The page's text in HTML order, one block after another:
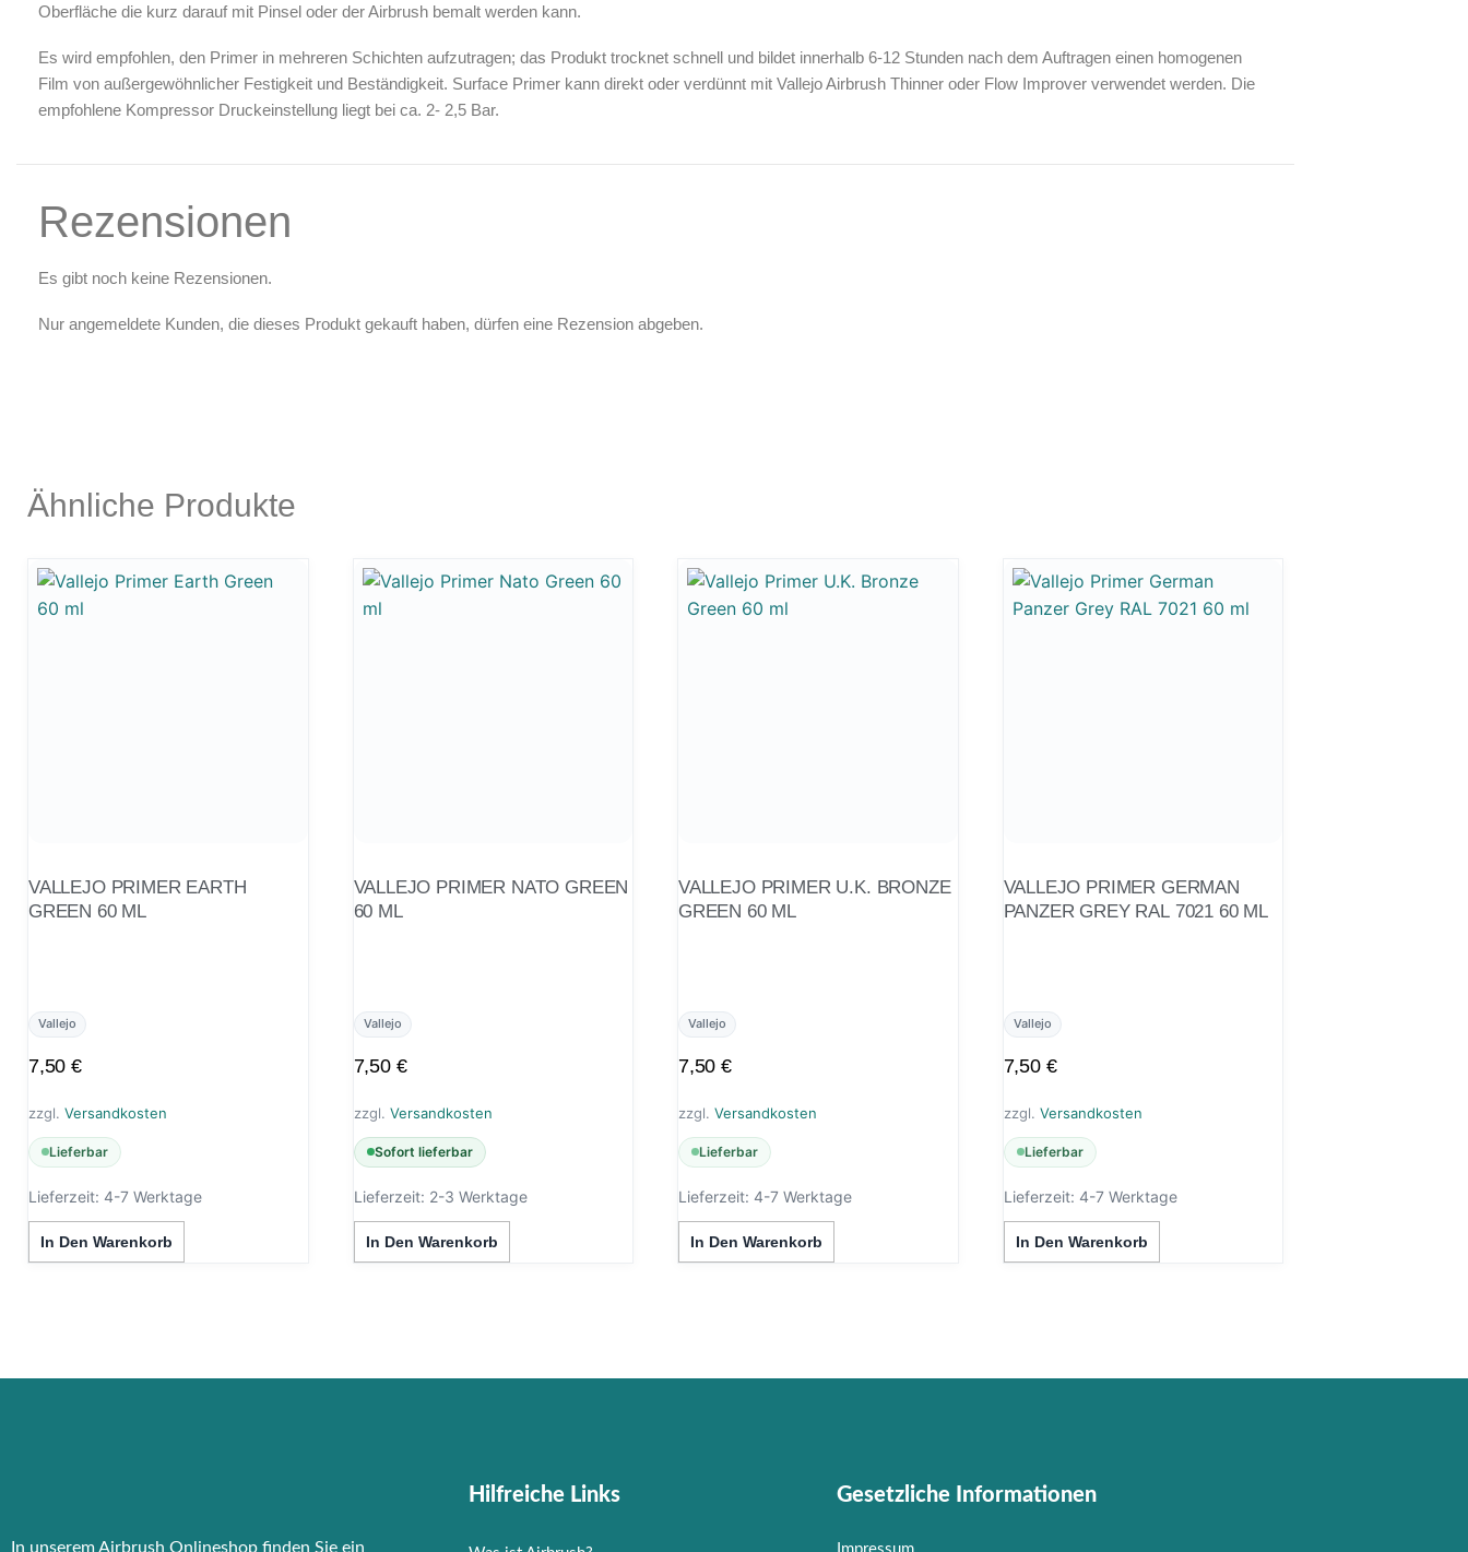
Reinigung & Pflege
Oberflächenreiniger
Airbrush-Reiniger
Luftreinigung & Filter
Leerbehälter & Mischzubehör
X
Oberfläche die kurz darauf mit Pinsel oder der Airbrush bemalt werden kann.
Es wird empfohlen, den Primer in mehreren Schichten aufzutragen; das Produkt trocknet schnell und bildet innerhalb 6-12 Stunden nach dem Auftragen einen homogenen
Film von außergewöhnlicher Festigkeit und Beständigkeit. Surface Primer kann direkt oder verdünnt mit Vallejo Airbrush Thinner oder Flow Improver verwendet werden. Die
empfohlene Kompressor Druckeinstellung liegt bei ca. 2- 2,5 Bar.
Rezensionen
Es gibt noch keine Rezensionen.
Nur angemeldete Kunden, die dieses Produkt gekauft haben, dürfen eine Rezension abgeben.
Ähnliche Produkte
VALLEJO PRIMER EARTH
GREEN 60 ML
Vallejo
7,50€
zzgl. Versandkosten
Lieferbar
Lieferzeit: 4-7 Werktage
In Den Warenkorb
VALLEJO PRIMER NATO GREEN
60 ML
Vallejo
7,50 €
zzgl. Versandkosten
Sofort lieferbar
Lieferzeit: 2-3 Werktage
In Den Warenkorb
VALLEJO PRIMER U.K. BRONZE
GREEN 60 ML
Vallejo
7,50€
zzgl. Versandkosten
Lieferbar
Lieferzeit: 4-7 Werktage
In Den Warenkorb
VALLEJO PRIMER GERMAN
PANZER GREY RAL 7021 60 ML
Vallejo
7,50 €
zzgl. Versandkosten
Lieferbar
Lieferzeit: 4-7 Werktage
In Den Warenkorb
In unserem Airbrush Onlineshop finden Sie ein
Hilfreiche Links Gesetzliche Informationen